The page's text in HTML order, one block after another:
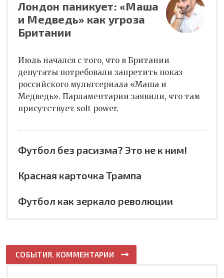
Лондон паникует: «Маша
и Медведь» как угроза
Британии
Июль начался с того, что в Британии
депутаты потребовали запретить показ
российского мультсериала «Маша и
Медведь». Парламентарии заявили, что там
присутствует soft power.
Футбол без расизма? Это не к ним!
Красная карточка Трампа
Футбол как зеркало революции
СОБЫТИЯ. КОММЕНТАРИИ